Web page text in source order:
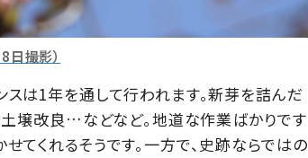
撮影）
は1年を通して行われます。新芽を詰んだ
土壌改良…などなど。地道な作業ばかりです
てくれるそうです。一方で、史跡ならではの